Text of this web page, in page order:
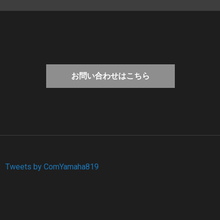
お問い合わせはこちら
Tweets by ComYamaha819